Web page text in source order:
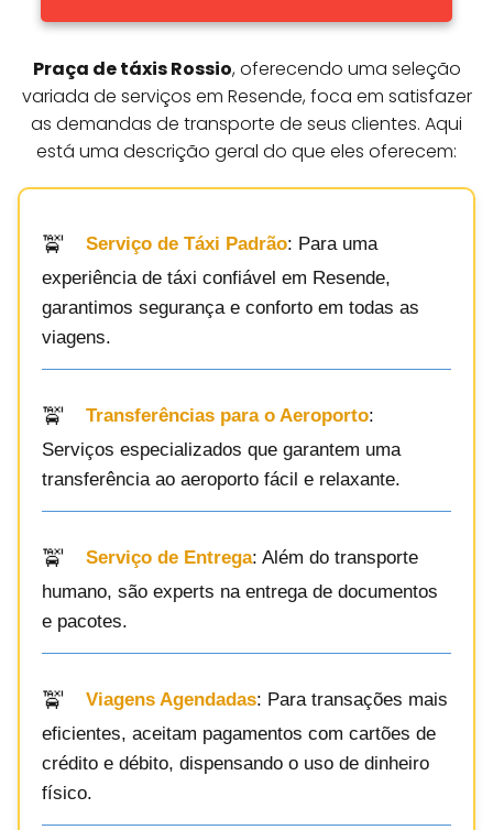
Praça de táxis Rossio, oferecendo uma seleção
variada de serviços em Resende, foca em satisfazer
as demandas de transporte de seus clientes. Aqui
está uma descrição geral do que eles oferecem:
Serviço de Táxi Padrão: Para uma
experiência de táxi confiável em Resende,
garantimos segurança e conforto em todas as
viagens.
Transferências para o Aeroporto:
Serviços especializados que garantem uma
transferência ao aeroporto fácil e relaxante.
Serviço de Entrega: Além do transporte
humano, são experts na entrega de documentos
e pacotes.
Viagens Agendadas: Para transações mais
eficientes, aceitam pagamentos com cartões de
crédito e débito, dispensando o uso de dinheiro
físico.